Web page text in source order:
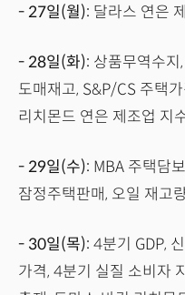
- 27일(월): 달라스 연은
- 28일(화): 상품무역수지
도매재고, S&P/CS 주택
리치몬드 연은 제조업 지
- 29일(수): MBA 주택담
잠정주택판매, 오일 재고
- 30일(목): 4분기 GDP,
가격, 4분기 실질 소비자